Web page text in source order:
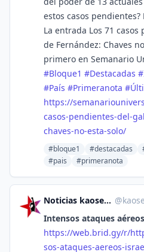
estos casos
La entrada Los 71
de Fernández: Chaves
primero en Semanario
#Bloque1 #Destacadas #
#País #Primeranota #
https://
casos-pendientes-del-
chaves-no-esta-solo/
#bloque1 #destacadas
#pais
#primeranota
Noticias kaosenlared.net Contrainformación [Unofficial] @kaosenlared.net@web.brid.gy
Intensos ataques
https://web.brid.gy/r/
sos-ataques-aereos-